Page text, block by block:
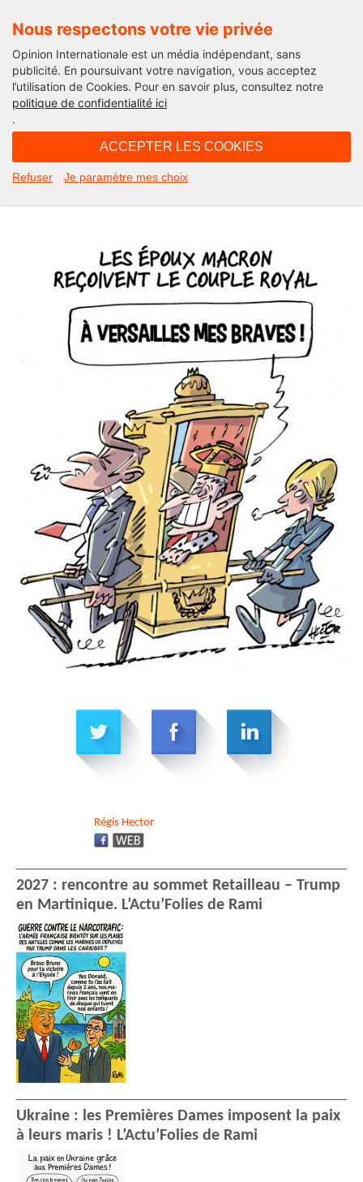
Nous respectons votre vie privée
Opinion Internationale est un média indépendant, sans
publicité. En poursuivant votre navigation, vous acceptez
l’utilisation de Cookies. Pour en savoir plus, consultez notre
politique de confidentialité ici
.
ACCEPTER LES COOKIES
Refuser Je paramètre mes choix
Actu'Folies
Les rois maudits… L’Actu’Folies
Régis Hector
2027 : rencontre au sommet Retailleau – Trump
en Martinique. L’Actu’Folies de Rami
Ukraine : les Premières Dames imposent la paix
à leurs maris ! L’Actu’Folies de Rami